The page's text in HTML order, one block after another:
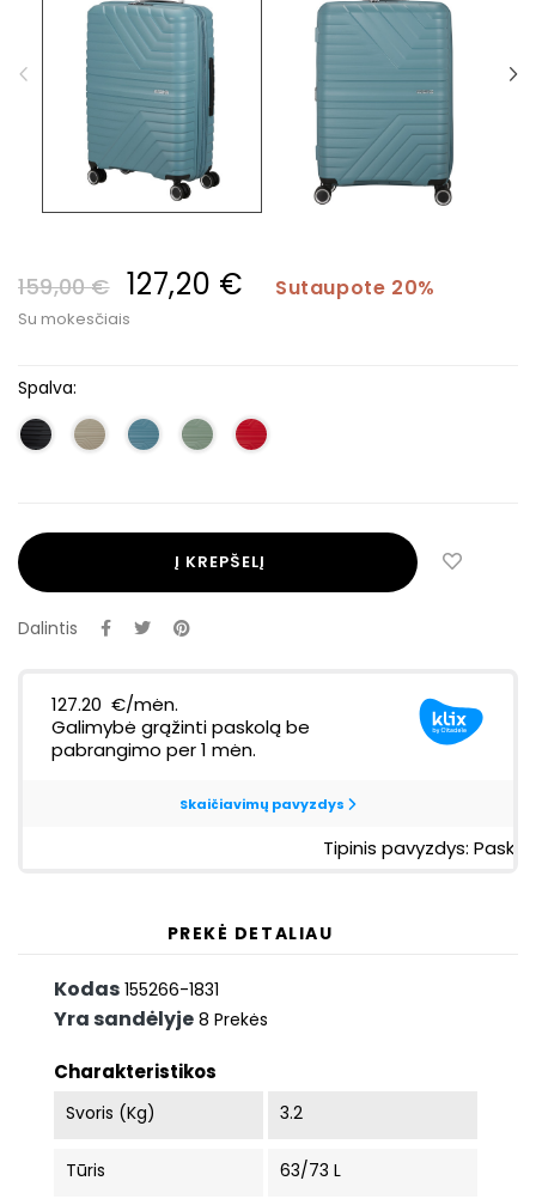
159,00 € 127,20 € Sutaupote 20%
Su mokesčiais
Spalva:
Į KREPŠELĮ
Dalintis
PREKĖ DETALIAU
Kodas 155266-1831
Yra sandėlyje 8 Prekės
Charakteristikos
Svoris (kg) 3.2
Tūris 63/73 L